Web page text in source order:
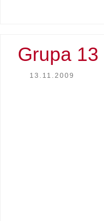
Grupa 13
13.11.2009